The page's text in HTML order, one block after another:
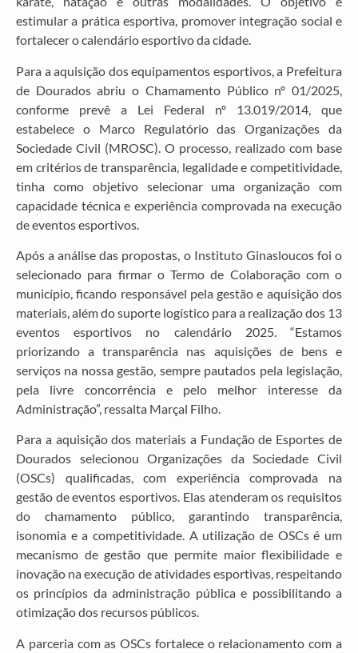
estimular a prática esportiva, promover integração social e
fortalecer o calendário esportivo da cidade.
Para a aquisição dos equipamentos esportivos, a Prefeitura
de Dourados abriu o Chamamento Público nº 01/2025,
conforme prevê a Lei Federal nº 13.019/2014, que
estabelece o Marco Regulatório das Organizações da
Sociedade Civil (MROSC). O processo, realizado com base
em critérios de transparência, legalidade e competitividade,
tinha como objetivo selecionar uma organização com
capacidade técnica e experiência comprovada na execução
de eventos esportivos.
Após a análise das propostas, o Instituto Ginasloucos foi o
selecionado para firmar o Termo de Colaboração com o
município, ficando responsável pela gestão e aquisição dos
materiais, além do suporte logístico para a realização dos 13
eventos esportivos no calendário 2025. “Estamos
priorizando a transparência nas aquisições de bens e
serviços na nossa gestão, sempre pautados pela legislação,
pela livre concorrência e pelo melhor interesse da
Administração”, ressalta Marçal Filho.
Para a aquisição dos materiais a Fundação de Esportes de
Dourados selecionou Organizações da Sociedade Civil
(OSCs) qualificadas, com experiência comprovada na
gestão de eventos esportivos. Elas atenderam os requisitos
do chamamento público, garantindo transparência,
isonomia e a competitividade. A utilização de OSCs é um
mecanismo de gestão que permite maior flexibilidade e
inovação na execução de atividades esportivas, respeitando
os princípios da administração pública e possibilitando a
otimização dos recursos públicos.
A parceria com as OSCs fortalece o relacionamento com a